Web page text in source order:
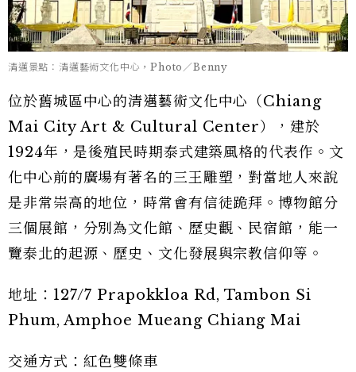
清邁景點：清邁藝術文化中心，Photo／Benny
位於舊城區中心的清邁藝術文化中心（Chiang
Mai City Art & Cultural Center），建於
1924年，是後殖民時期泰式建築風格的代表作。文
化中心前的廣場有著名的三王雕塑，對當地人來說
是非常崇高的地位，時常會有信徒跪拜。博物館分
三個展館，分別為文化館、歷史觀、民宿館，能一
覽泰北的起源、歷史、文化發展與宗教信仰等。
地址：127/7 Prapokkloa Rd, Tambon Si
Phum, Amphoe Mueang Chiang Mai
交通方式：紅色雙條車